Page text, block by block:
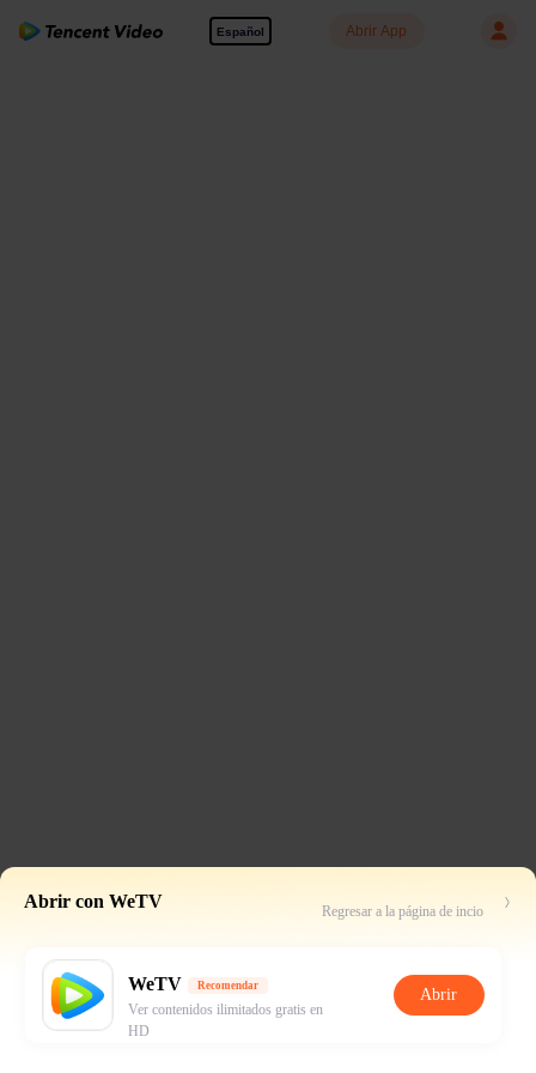
Español Abrir App
Abrir con WeTV Regresar a la página de incio
WeTV Recomendar
Ver contenidos ilimitados gratis en
HD
Abrir